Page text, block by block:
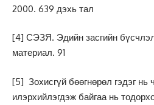
2000. 639 дэхь тал
[4] СЭЗЯ. Эдийн засгийн
материал. 91
[5] Зохисгүй бөөгнөрөл гэдэг
илэрхийлэгдэж байгаа нь